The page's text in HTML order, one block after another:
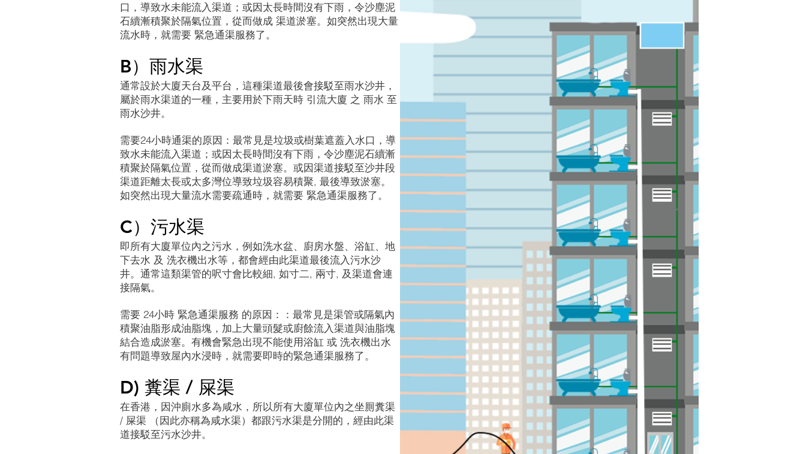
口，導致水未能流入渠道；或因太長時間沒有下雨，令沙塵泥
石續漸積聚於隔氣位置，從而做成 渠道淤塞。如突然出現大量
流水時，就需要 緊急通渠服務了。
B）雨水渠
通常設於大廈天台及平台，這種渠道最後會接駁至雨水沙井，
屬於雨水渠道的一種，主要用於下雨天時 引流大廈 之 雨水 至
雨水沙井。
需要24小時通渠的原因：最常見是垃圾或樹葉遮蓋入水口，導
致水未能流入渠道；或因太長時間沒有下雨，令沙塵泥石續漸
積聚於隔氣位置，從而做成渠道淤塞。或因渠道接駁至沙井段
渠道距離太長或太多灣位導致垃圾容易積聚, 最後導致淤塞。
如突然出現大量流水需要疏通時，就需要 緊急通渠服務了。
C）污水渠
即所有大廈單位內之污水，例如洗水盆、廚房水盤、浴缸、地
下去水 及 洗衣機出水等，都會經由此渠道最後流入污水沙
井。通常這類渠管的呎寸會比較細, 如寸二, 兩寸, 及渠道會連
接隔氣。
需要 24小時 緊急通渠服務 的原因：：最常見是渠管或隔氣內
積聚油脂形成油脂塊，加上大量頭髮或廚餘流入渠道與油脂塊
結合造成淤塞。有機會緊急出現不能使用浴缸 或 洗衣機出水
有問題導致屋內水浸時，就需要即時的緊急通渠服務了。
D) 糞渠 / 屎渠
在香港，因沖廁水多為咸水，所以所有大廈單位內之坐厠糞渠
/ 屎渠 （因此亦稱為咸水渠）都跟污水渠是分開的，經由此渠
道接駁至污水沙井。